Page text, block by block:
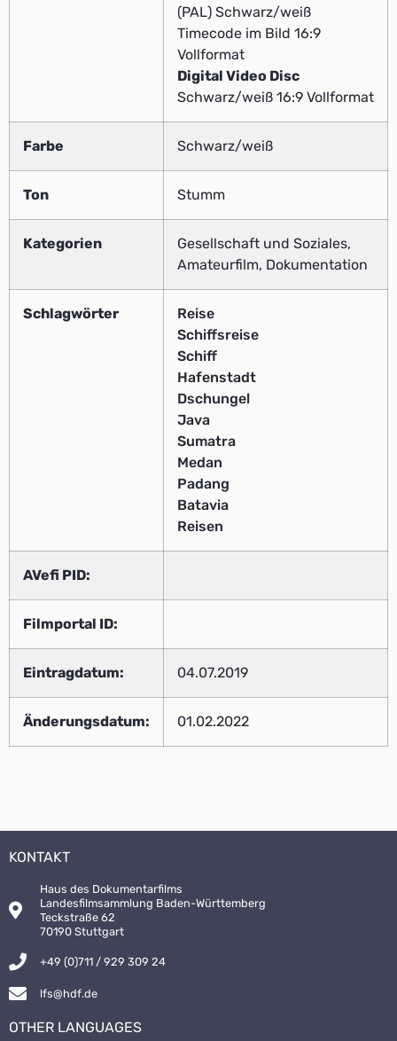
(PAL) Schwarz/weiß
Timecode im Bild 16:9
Vollformat
Digital Video Disc
Schwarz/weiß 16:9 Vollformat
Farbe Schwarz/weiß
Ton Stumm
Kategorien
Gesellschaft und Soziales,
Amateurfilm, Dokumentation
Schlagwörter
Reise
Schiffsreise
Schiff
Hafenstadt
Dschungel
Java
Sumatra
Medan
Padang
Batavia
Reisen
AVefi PID:
Filmportal ID:
Eintragdatum: 04.07.2019
Änderungsdatum: 01.02.2022
KONTAKT
Haus des Dokumentarfilms
Landesfilmsammlung Baden-Württemberg
Teckstraße 62
70190 Stuttgart
+49 (0)711 / 929 309 24
lfs@hdf.de
OTHER LANGUAGES